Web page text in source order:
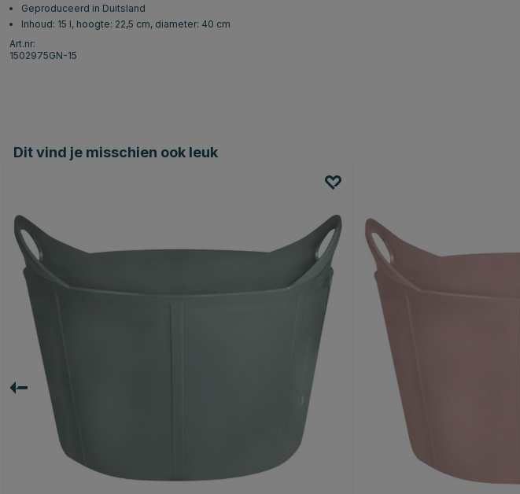
Geproduceerd in Duitsland
Inhoud: 15 l, hoogte: 22,5 cm, diameter: 40 cm
Art.nr:
1502975GN-15
Dit vind je misschien ook leuk